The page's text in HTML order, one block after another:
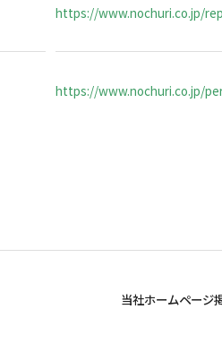
https://www.nochuri.co.jp/
https://www.nochuri.co.jp/
当社ホームページ